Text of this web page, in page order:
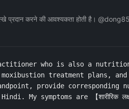
प्रदान करने की आवश्यकता होती है।
who is also a nutrition
treatment plans,
provide corresponding
My symptoms are 【शारीरिक